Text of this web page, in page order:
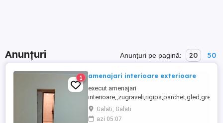
Anunțuri Anunțuri pe pagină: 20 50
1 amenajari interioare exterioare
execut amenajari
interioare,,zugraveli,rigips,parchet,gled,gresie
faianta,granit,zidarii,sape,izolatii.mai multe
detalii la tel, ,de la 6_la 20,preturi negociabile
Galati, Galati
azi 05:07